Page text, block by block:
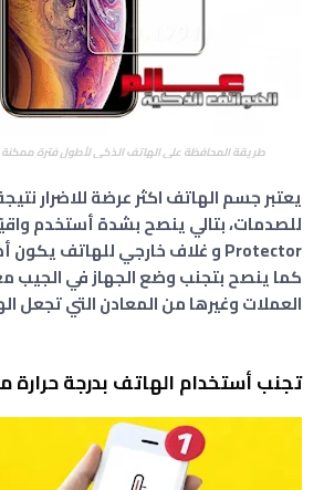
طريقة المحافظة على الهاتف الذكي لأطول فترة ممكنة
يعتبر جسم الهاتف اكثر عرضة للاضرار
Protector و غلاف خارجي للهاتف يكون أصلي.
كما ينصح بتجنب وضع الجهاز في الجيب
العملات وغيرها من المعادن التي تجعل
تجنب أستخدام الهاتف بدرجة حرارة